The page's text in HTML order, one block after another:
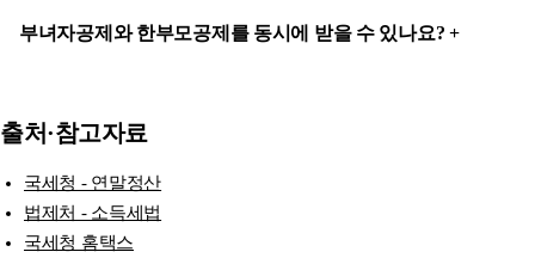
부녀자공제와 한부모공제를 동시에 받을 수 있나요?
출처·참고자료
국세청 - 연말정산
법제처 - 소득세법
국세청 홈택스